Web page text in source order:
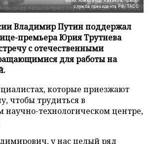
служба президента РФ/ТАСС
Владимир Путин поддержал
премьера Юрия Трутнева
с отечественными
для работы на
которые приезжают
чтобы трудиться в
технологическом центре,
у нас целый ряд